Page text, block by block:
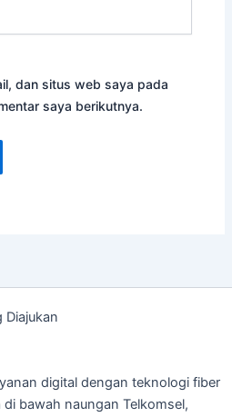
dan situs web saya pada
saya berikutnya.
Diajukan
digital dengan teknologi fiber
bawah naungan Telkomsel,